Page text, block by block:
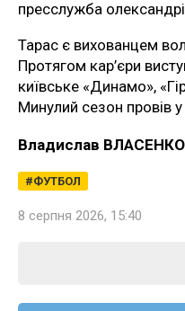
пресслужба
Тарас є вихованцем
Протягом кар’єри
київське «Динамо»,
Минулий сезон провів у
Владислав ВЛАСЕНКО
ФУТБОЛ
8 серпня 2026, 15:40